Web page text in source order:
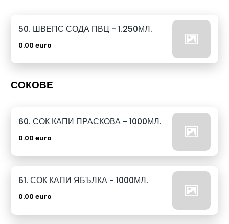
50. ШВЕПС СОДА ПВЦ - 1.250МЛ.
0.00 euro
СОКОВЕ
60. СОК КАПИ ПРАСКОВА - 1000МЛ.
0.00 euro
61. СОК КАПИ ЯБЪЛКА - 1000МЛ.
0.00 euro